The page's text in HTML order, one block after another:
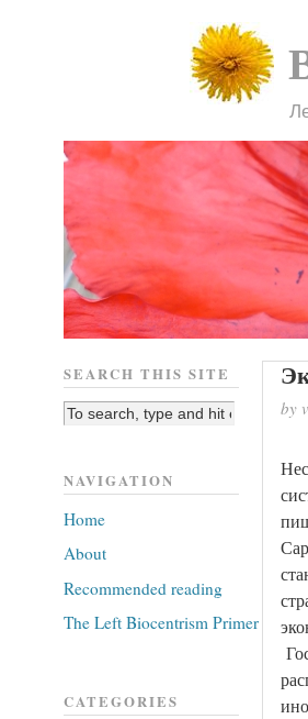
by
SEARCH THIS SITE
NAVIGATION
Home
About
Recommended reading
The Left Biocentrism Primer
CATEGORIES